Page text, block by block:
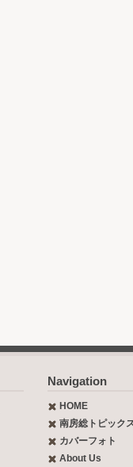
Navigation
HOME
南房総トピック
カバーフォト
About Us